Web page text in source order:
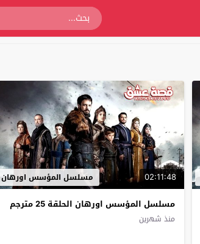
02:11:48 مسلسل المؤسس اورهان
مسلسل المؤسس اورهان الحلقة 25 مترجم
منذ شهرين